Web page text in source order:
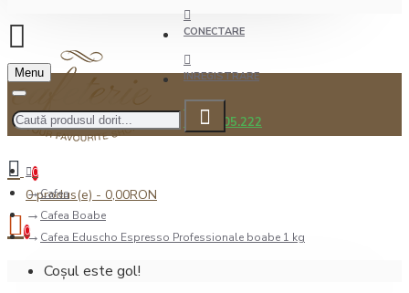
CONECTARE
INREGISTRARE
0722.505.222
Menu
0
0 produs(e) - 0,00RON
0
Coșul este gol!
Cafea
Cafea Boabe
Cafea Eduscho Espresso Professionale boabe 1 kg